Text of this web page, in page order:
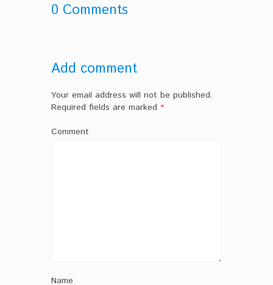
0 Comments
Add comment
Your email address will not be published.
Required fields are marked *
Comment
Name